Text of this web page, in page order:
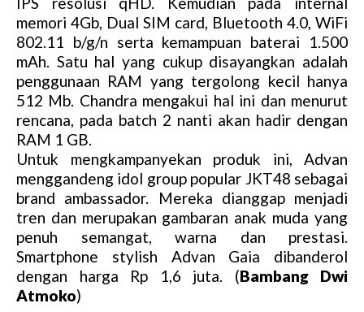
memori 4Gb, Dual SIM card, Bluetooth 4.0, WiFi
802.11 b/g/n serta kemampuan baterai 1.500
mAh. Satu hal yang cukup disayangkan adalah
penggunaan RAM yang tergolong kecil hanya
512 Mb. Chandra mengakui hal ini dan menurut
rencana, pada batch 2 nanti akan hadir dengan
RAM 1 GB.
Untuk mengkampanyekan produk ini, Advan
menggandeng idol group popular JKT48 sebagai
brand ambassador. Mereka dianggap menjadi
tren dan merupakan gambaran anak muda yang
penuh semangat, warna dan prestasi.
Smartphone stylish Advan Gaia dibanderol
dengan harga Rp 1,6 juta. (Bambang Dwi
Atmoko)